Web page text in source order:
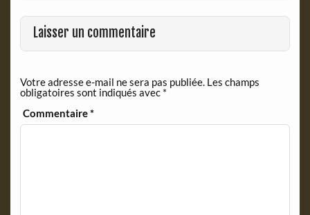
Laisser un commentaire
Votre adresse e-mail ne sera pas publiée. Les champs
obligatoires sont indiqués avec *
Commentaire*